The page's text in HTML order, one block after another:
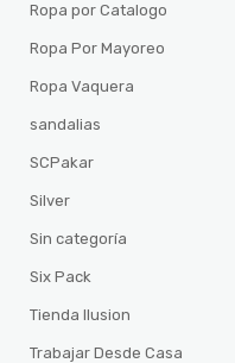
Ropa por Catalogo
Ropa Por Mayoreo
Ropa Vaquera
sandalias
SCPakar
Silver
Sin categoría
Six Pack
Tienda Ilusion
Trabajar Desde Casa